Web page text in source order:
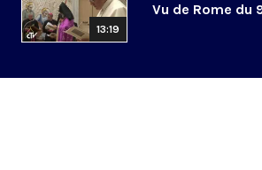
13:19
Vu de Rome du